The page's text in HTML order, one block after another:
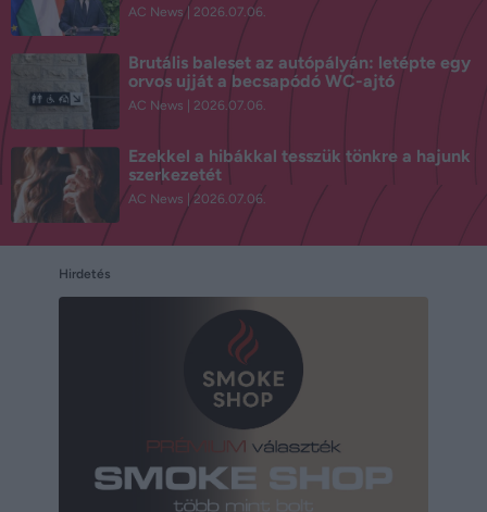
AC News 2026.07.06.
Brutális baleset az autópályán: letépte egy
orvos ujját a becsapódó WC-ajtó
AC News 2026.07.06.
Ezekkel a hibákkal tesszük tönkre a hajunk
szerkezetét
AC News 2026.07.06.
Hirdetés